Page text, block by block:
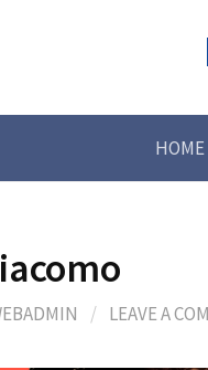
HOME
/ LEAVE A